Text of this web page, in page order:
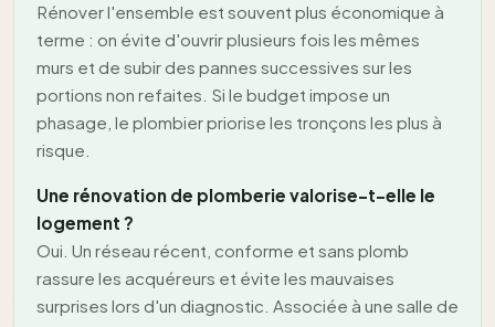
Rénover l'ensemble est souvent plus économique à
terme : on évite d'ouvrir plusieurs fois les mêmes
murs et de subir des pannes successives sur les
portions non refaites. Si le budget impose un
phasage, le plombier priorise les tronçons les plus à
risque.
Une rénovation de plomberie valorise-t-elle le
logement ?
Oui. Un réseau récent, conforme et sans plomb
rassure les acquéreurs et évite les mauvaises
surprises lors d'un diagnostic. Associée à une salle de